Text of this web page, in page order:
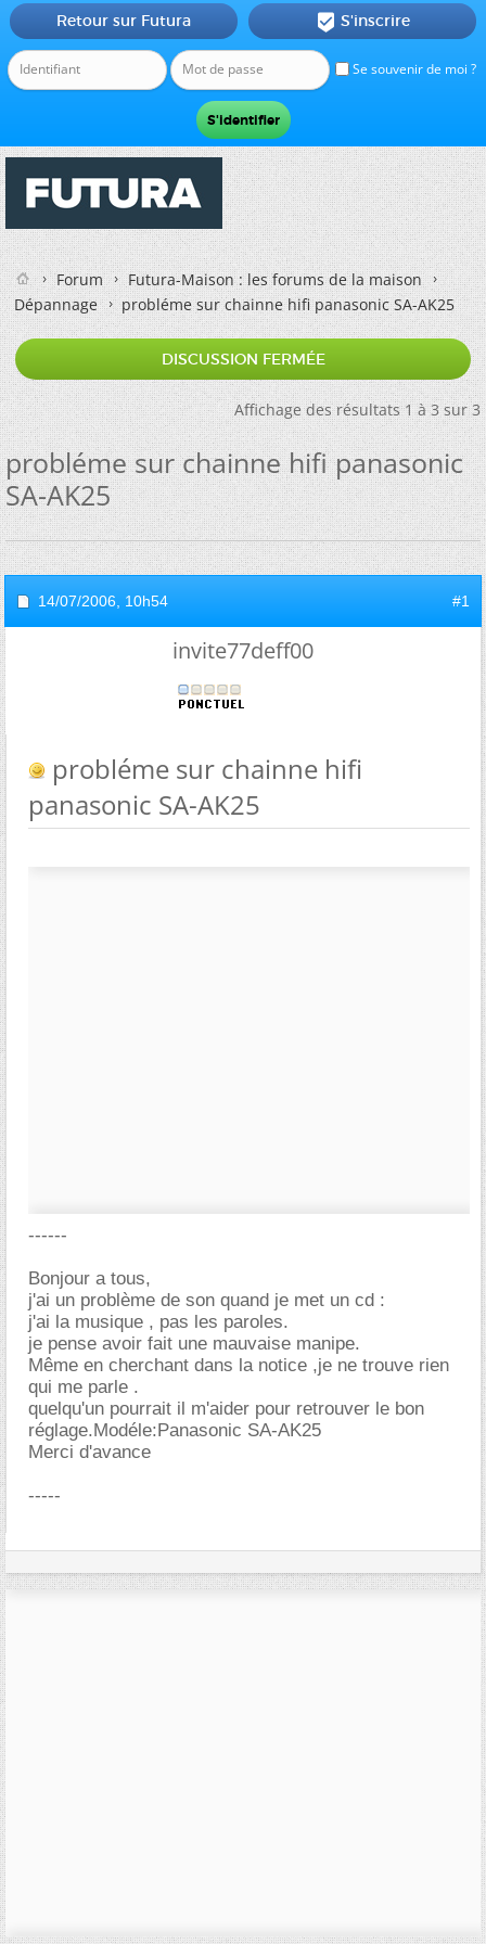
Se souvenir de moi ?
Retour sur Futura  S'inscrire
Forum
Futura-Maison : les forums de la maison
Dépannage
probléme sur chainne hifi panasonic SA-AK25
DISCUSSION FERMÉE
Affichage des résultats 1 à 3 sur 3
probléme sur chainne hifi panasonic
SA-AK25
14/07/2006, 10h54 #1
invite77deff00
probléme sur chainne hifi
panasonic SA-AK25
------
Bonjour a tous,
j'ai un problème de son quand je met un cd :
j'ai la musique , pas les paroles.
je pense avoir fait une mauvaise manipe.
Même en cherchant dans la notice ,je ne trouve rien
qui me parle .
quelqu'un pourrait il m'aider pour retrouver le bon
réglage.Modéle:Panasonic SA-AK25
Merci d'avance
-----